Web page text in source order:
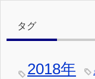
タグ
2018年